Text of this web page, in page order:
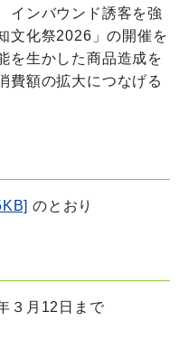
インバウンド誘客を強
文化祭2026」の開催を
を生かした商品造成を
費額の拡大につなげる
のとおり
３月12日まで